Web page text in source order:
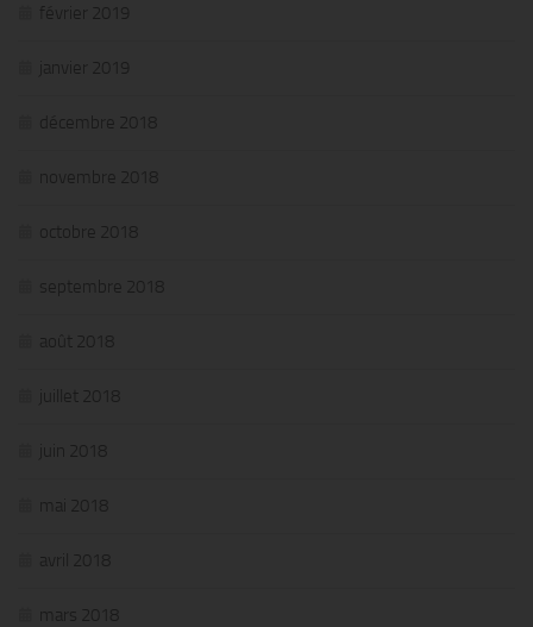
février 2019
janvier 2019
décembre 2018
novembre 2018
octobre 2018
septembre 2018
août 2018
juillet 2018
juin 2018
mai 2018
avril 2018
mars 2018